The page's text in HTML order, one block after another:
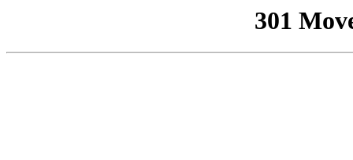
301